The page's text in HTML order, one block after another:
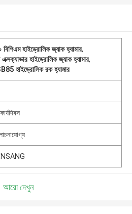
বিপিএম হাইড্রোলিক জ্যাক হ্যামার,
এক্সক্যাভার হাইড্রোলিক জ্যাক হ্যামার,
হাইড্রোলিক রক হ্যামার
আরো দেখুন